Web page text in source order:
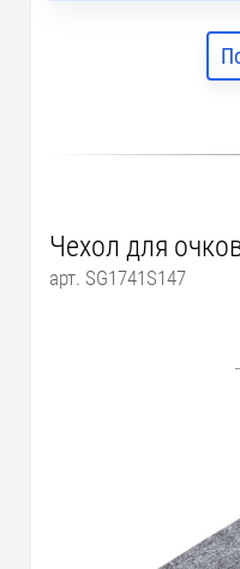
Чехол для
арт. SG1741S147